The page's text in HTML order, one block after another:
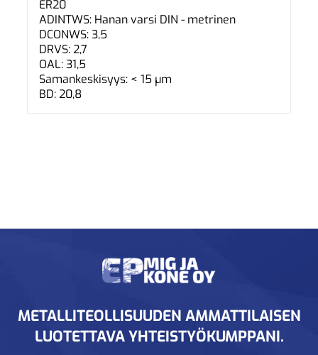
ER20
ADINTWS: Hanan varsi DIN - metrinen
DCONWS: 3,5
DRVS: 2,7
OAL: 31,5
Samankeskisyys: < 15 µm
BD: 20,8
METALLITEOLLISUUDEN AMMATTILAISEN
LUOTETTAVA YHTEISTYÖKUMPPANI.